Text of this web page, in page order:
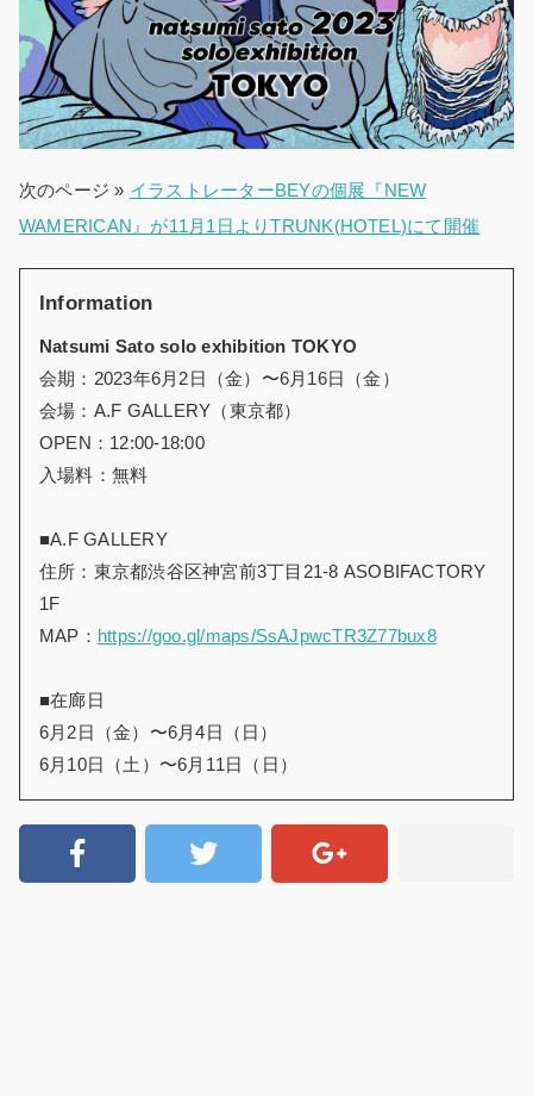
次のページ » イラストレーターBEYの個展『NEW
WAMERICAN』が11月1日よりTRUNK(HOTEL)にて開催
Information
Natsumi Sato solo exhibition TOKYO
会期：2023年6月2日（金）〜6月16日（金）
会場：A.F GALLERY（東京都）
OPEN：12:00-18:00
入場料：無料
■A.F GALLERY
住所：東京都渋谷区神宮前3丁目21-8 ASOBIFACTORY
1F
MAP： https://goo.gl/maps/SsAJpwcTR3Z77bux8
■在廊日
6月2日（金）〜6月4日（日）
6月10日（土）〜6月11日（日）